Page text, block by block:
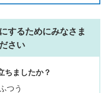
するためにみなさま
さい
ちましたか？
つう